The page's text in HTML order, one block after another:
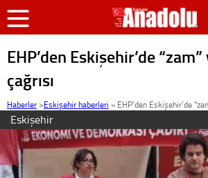
EHP’den Eskişehir’de
çağrısı
Haberler >Eskişehir haberleri » EHP’den Eskişehir’de
Eskişehir